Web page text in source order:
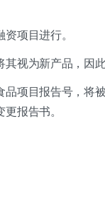
项目进行。
视为新产品，因
项目报告号，将
报告书。